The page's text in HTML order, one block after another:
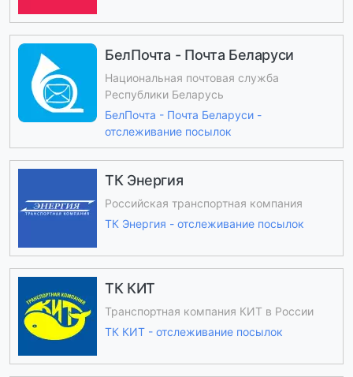
БелПочта - Почта Беларуси
Национальная почтовая служба
Республики Беларусь
БелПочта - Почта Беларуси -
отслеживание посылок
ТК Энергия
Российская транспортная компания
ТК Энергия - отслеживание посылок
ТК КИТ
Транспортная компания КИТ в России
ТК КИТ - отслеживание посылок